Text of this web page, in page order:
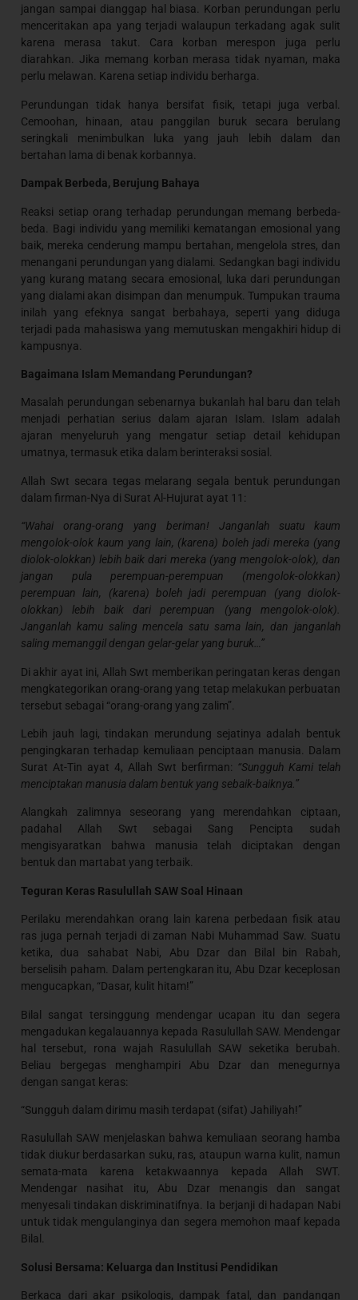
jangan sampai dianggap hal biasa. Korban perundungan perlu
menceritakan apa yang terjadi walaupun terkadang agak sulit
karena merasa takut. Cara korban merespon juga perlu
diarahkan. Jika memang korban merasa tidak nyaman, maka
perlu melawan. Karena setiap individu berharga.
Perundungan tidak hanya bersifat fisik, tetapi juga verbal.
Cemoohan, hinaan, atau panggilan buruk secara berulang
seringkali menimbulkan luka yang jauh lebih dalam dan
bertahan lama di benak korbannya.
Dampak Berbeda, Berujung Bahaya
Reaksi setiap orang terhadap perundungan memang berbeda-
beda. Bagi individu yang memiliki kematangan emosional yang
baik, mereka cenderung mampu bertahan, mengelola stres, dan
menangani perundungan yang dialami. Sedangkan bagi individu
yang kurang matang secara emosional, luka dari perundungan
yang dialami akan disimpan dan menumpuk. Tumpukan trauma
inilah yang efeknya sangat berbahaya, seperti yang diduga
terjadi pada mahasiswa yang memutuskan mengakhiri hidup di
kampusnya.
Bagaimana Islam Memandang Perundungan?
Masalah perundungan sebenarnya bukanlah hal baru dan telah
menjadi perhatian serius dalam ajaran Islam. Islam adalah
ajaran menyeluruh yang mengatur setiap detail kehidupan
umatnya, termasuk etika dalam berinteraksi sosial.
Allah Swt secara tegas melarang segala bentuk perundungan
dalam firman-Nya di Surat Al-Hujurat ayat 11:
“Wahai orang-orang yang beriman! Janganlah suatu kaum
mengolok-olok kaum yang lain, (karena) boleh jadi mereka (yang
diolok-olokkan) lebih baik dari mereka (yang mengolok-olok), dan
jangan pula perempuan-perempuan (mengolok-olokkan)
perempuan lain, (karena) boleh jadi perempuan (yang diolok-
olokkan) lebih baik dari perempuan (yang mengolok-olok).
Janganlah kamu saling mencela satu sama lain, dan janganlah
saling memanggil dengan gelar-gelar yang buruk…”
Di akhir ayat ini, Allah Swt memberikan peringatan keras dengan
mengkategorikan orang-orang yang tetap melakukan perbuatan
tersebut sebagai “orang-orang yang zalim”.
Lebih jauh lagi, tindakan merundung sejatinya adalah bentuk
pengingkaran terhadap kemuliaan penciptaan manusia. Dalam
Surat At-Tin ayat 4, Allah Swt berfirman: “Sungguh Kami telah
menciptakan manusia dalam bentuk yang sebaik-baiknya.”
Alangkah zalimnya seseorang yang merendahkan ciptaan,
padahal Allah Swt sebagai Sang Pencipta sudah
mengisyaratkan bahwa manusia telah diciptakan dengan
bentuk dan martabat yang terbaik.
Teguran Keras Rasulullah SAW Soal Hinaan
Perilaku merendahkan orang lain karena perbedaan fisik atau
ras juga pernah terjadi di zaman Nabi Muhammad Saw. Suatu
ketika, dua sahabat Nabi, Abu Dzar dan Bilal bin Rabah,
berselisih paham. Dalam pertengkaran itu, Abu Dzar keceplosan
mengucapkan, “Dasar, kulit hitam!”
Bilal sangat tersinggung mendengar ucapan itu dan segera
mengadukan kegalauannya kepada Rasulullah SAW. Mendengar
hal tersebut, rona wajah Rasulullah SAW seketika berubah.
Beliau bergegas menghampiri Abu Dzar dan menegurnya
dengan sangat keras:
“Sungguh dalam dirimu masih terdapat (sifat) Jahiliyah!”
Rasulullah SAW menjelaskan bahwa kemuliaan seorang hamba
tidak diukur berdasarkan suku, ras, ataupun warna kulit, namun
semata-mata karena ketakwaannya kepada Allah SWT.
Mendengar nasihat itu, Abu Dzar menangis dan sangat
menyesali tindakan diskriminatifnya. Ia berjanji di hadapan Nabi
untuk tidak mengulanginya dan segera memohon maaf kepada
Bilal.
Solusi Bersama: Keluarga dan Institusi Pendidikan
Berkaca dari akar psikologis, dampak fatal, dan pandangan